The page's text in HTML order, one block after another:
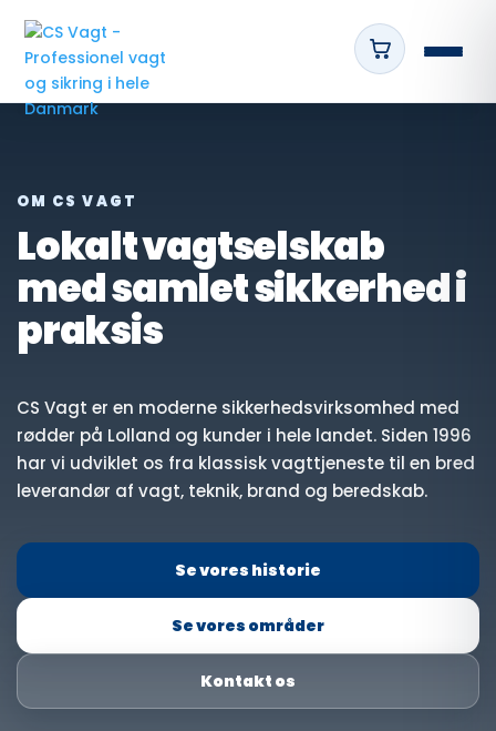
OM CS VAGT
Lokalt vagtselskab
med samlet sikkerhed i
praksis
CS Vagt er en moderne sikkerhedsvirksomhed med
rødder på Lolland og kunder i hele landet. Siden 1996
har vi udviklet os fra klassisk vagttjeneste til en bred
leverandør af vagt, teknik, brand og beredskab.
Se vores historie
Se vores områder
Kontakt os